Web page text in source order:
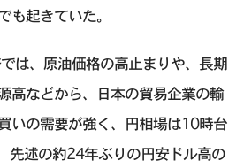
も起きていた。
は、原油価格の高止まりや、長期
高などから、日本の貿易企業の輸
いの需要が強く、円相場は10時台
先述の約24年ぶりの円安ドル高の